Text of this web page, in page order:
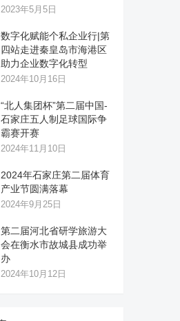
2023年5月5日
数字化赋能个私企业行|第
四站走进秦皇岛市海港区
助力企业数字化转型
2024年10月16日
“北人集团杯”第二届中国-
石家庄五人制足球国际争
霸赛开赛
2024年11月10日
2024年石家庄第二届体育
产业节圆满落幕
2024年9月25日
第二届河北省研学旅游大
会在衡水市故城县成功举
办
2024年10月12日